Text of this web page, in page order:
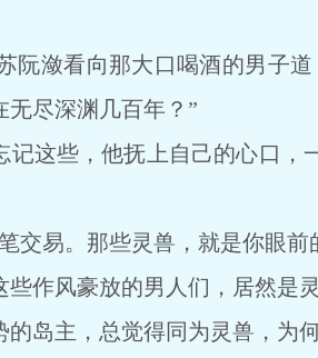
潋看向那大口喝酒的男子道
尽深渊几百年？”
这些，他抚上自己的心口，
易。那些灵兽，就是你眼前
风豪放的男人们，居然是
主，总觉得同为灵兽，为何